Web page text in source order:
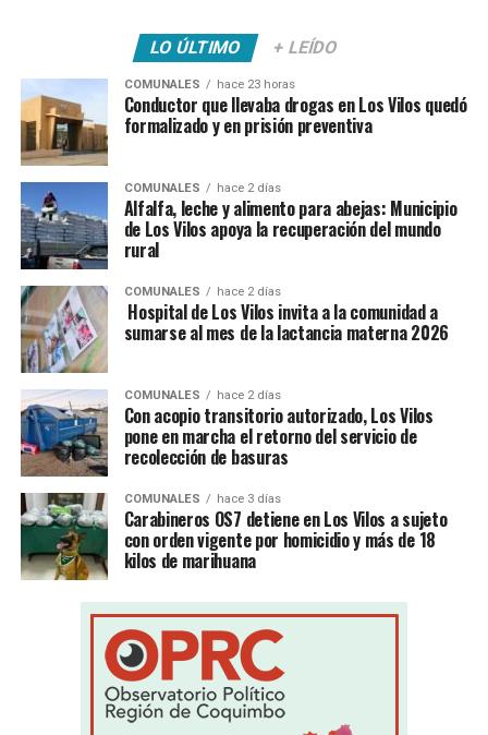
LO ÚLTIMO + LEÍDO
COMUNALES hace 23 horas
Conductor que llevaba drogas en Los Vilos quedó
formalizado y en prisión preventiva
COMUNALES hace 2 días
Alfalfa, leche y alimento para abejas: Municipio
de Los Vilos apoya la recuperación del mundo
rural
COMUNALES hace 2 días
Hospital de Los Vilos invita a la comunidad a
sumarse al mes de la lactancia materna 2026
COMUNALES hace 2 días
Con acopio transitorio autorizado, Los Vilos
pone en marcha el retorno del servicio de
recolección de basuras
COMUNALES hace 3 días
Carabineros OS7 detiene en Los Vilos a sujeto
con orden vigente por homicidio y más de 18
kilos de marihuana